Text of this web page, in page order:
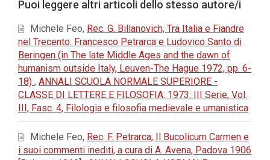
dell'articolo
Puoi leggere altri articoli dello stesso autore/i
Michele Feo, Rec. G. Billanovich, Tra Italia e Fiandre
nel Trecento: Francesco Petrarca e Ludovico Santo di
Beringen (in The late Middle Ages and the dawn of
humanism outside Italy, Leuven-The Hague 1972, pp. 6-
18) , ANNALI SCUOLA NORMALE SUPERIORE -
CLASSE DI LETTERE E FILOSOFIA: 1973: III Serie, Vol.
III, Fasc. 4, Filologia e filosofia medievale e umanistica
Michele Feo, Rec. F. Petrarca, Il Bucolicum Carmen e
i suoi commenti inediti, a cura di A. Avena, Padova 1906